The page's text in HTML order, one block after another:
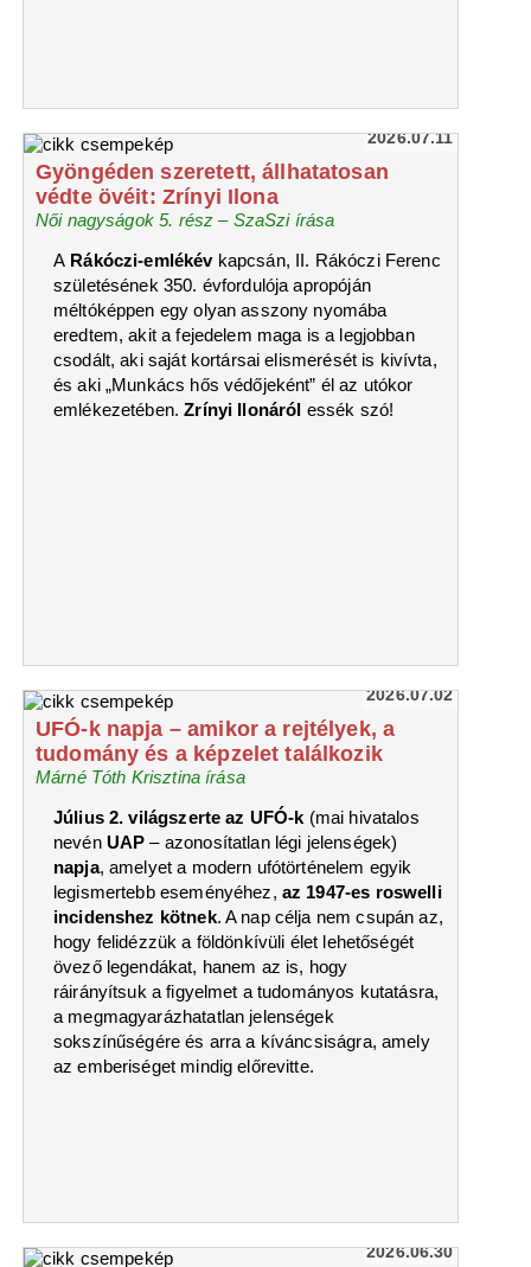
2026.07.11
Gyöngéden szeretett, állhatatosan
védte övéit: Zrínyi Ilona
Női nagyságok 5. rész – SzaSzi írása
A Rákóczi-emlékévkapcsán, II. Rákóczi Ferenc
születésének 350. évfordulója apropóján
méltóképpen egy olyan asszony nyomába
eredtem, akit a fejedelem maga is a legjobban
csodált, aki saját kortársai elismerését is kivívta,
és aki „Munkács hős védőjeként” él az utókor
emlékezetében.Zrínyi Ilonáról essék szó!
2026.07.02
UFÓ-k napja – amikor a rejtélyek, a
tudomány és a képzelet találkozik
Márné Tóth Krisztina írása
Július 2. világszerte az UFÓ-k (mai hivatalos
nevén UAP – azonosítatlan légi jelenségek)
napja, amelyet a modern ufótörténelem egyik
legismertebb eseményéhez, az 1947-es roswelli
incidenshez kötnek. A nap célja nem csupán az,
hogy felidézzük a földönkívüli élet lehetőségét
övező legendákat, hanem az is, hogy
ráirányítsuk a figyelmet a tudományos kutatásra,
a megmagyarázhatatlan jelenségek
sokszínűségére és arra a kíváncsiságra, amely
az emberiséget mindig előrevitte.
2026.06.30